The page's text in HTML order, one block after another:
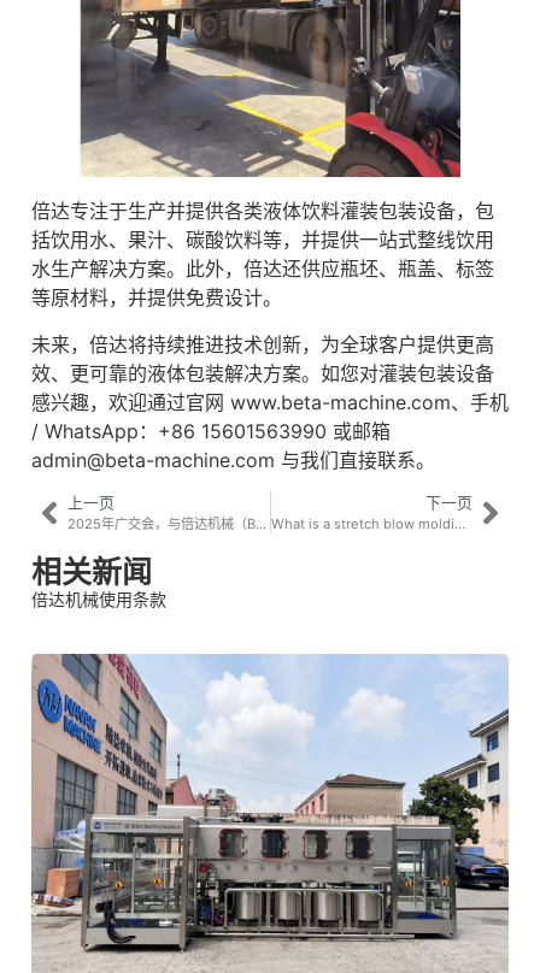
相关新闻
倍达机械使用条款
倍达专注于生产并提供各类液体饮料灌装包装设备，包
括饮用水、果汁、碳酸饮料等，并提供一站式整线饮用
水生产解决方案。此外，倍达还供应瓶坯、瓶盖、标签
等原材料，并提供免费设计。
未来，倍达将持续推进技术创新，为全球客户提供更高
效、更可靠的液体包装解决方案。如您对灌装包装设备
感兴趣，欢迎通过官网 www.beta-machine.com、手机
/ WhatsApp：+86 15601563990 或邮箱
admin@beta-machine.com 与我们直接联系。
上一页
2025年广交会，与倍达机械（BETA MACHINE）相约！
下一页
What is a stretch blow molding machine?